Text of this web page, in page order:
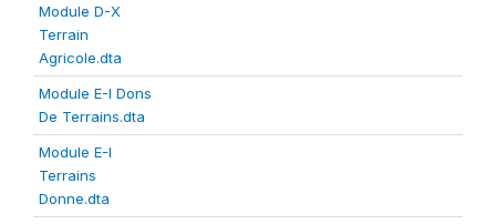
Module D-X
Terrain
Agricole.dta
Module E-I Dons
De Terrains.dta
Module E-I
Terrains
Donne.dta